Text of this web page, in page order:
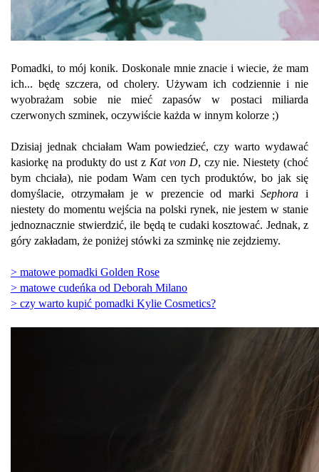
Pomadki, to mój konik. Doskonale mnie znacie i wiecie, że mam
ich... będę szczera, od cholery. Używam ich codziennie i nie
wyobrażam sobie nie mieć zapasów w postaci miliarda
czerwonych szminek, oczywiście każda w innym kolorze ;)
Dzisiaj jednak chciałam Wam powiedzieć, czy warto wydawać
kasiorkę na produkty do ust z Kat von D, czy nie. Niestety (choć
bym chciała), nie podam Wam cen tych produktów, bo jak się
domyślacie, otrzymałam je w prezencie od markiSephora i
niestety do momentu wejścia na polski rynek, nie jestem w stanie
jednoznacznie stwierdzić, ile będą te cudaki kosztować. Jednak, z
góry zakładam, że poniżej stówki za szminkę nie zejdziemy.
> matowe pomadki Golden Rose
> matowe cudeńka od Deborah Milano
> czy warto kupić pomadki Kylie Cosmetics?